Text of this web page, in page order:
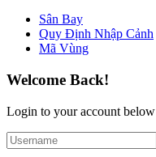
Sân Bay
Quy Định Nhập Cảnh
Mã Vùng
Welcome Back!
Login to your account below